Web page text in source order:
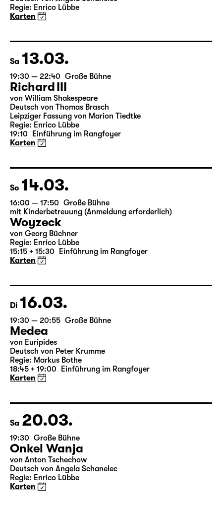
19:30 Große Bühne
Onkel Wanja
Regie: Enrico Lübbe
Karten
Sa 13.03.
19:30 — 22:40 Große Bühne
Richard III
von William Shakespeare
Deutsch von Thomas Brasch
19:10 Einführung im Rangfoyer
Karten
So 14.03.
16:00 — 17:50 Große Bühne
mit Kinderbetreuung (Anmeldung erforderlich)
Woyzeck
15:15 + 15:30 Einführung im Rangfoyer
Karten
Di 16.03.
19:30 — 20:55 Große Bühne
Medea
von Euripides
18:45 + 19:00 Einführung im Rangfoyer
Karten
Sa 20.03.
19:30 Große Bühne
Onkel Wanja